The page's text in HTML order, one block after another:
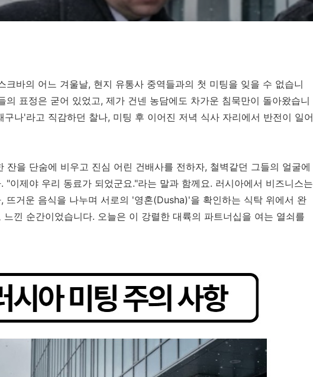
크바의 어느 겨울날, 현지 유통사 중역들과의 첫 미팅을 잊을 수 없습니
의 표정은 굳어 있었고, 제가 건넨 농담에도 차가운 침묵만이 돌아왔습니
구나'라고 직감하던 찰나, 미팅 후 이어진 저녁 식사 자리에서 반전이 일어
잔을 단숨에 비우고 진심 어린 건배사를 전하자, 철벽같던 그들의 얼굴에
"이제야 우리 동료가 되었군요."라는 말과 함께요. 러시아에서 비즈니스는
뜨거운 음식을 나누며 서로의 '영혼(Dusha)'을 확인하는 식탁 위에서 완
낀 순간이었습니다. 오늘은 이 강렬한 대륙의 파트너십을 여는 열쇠를